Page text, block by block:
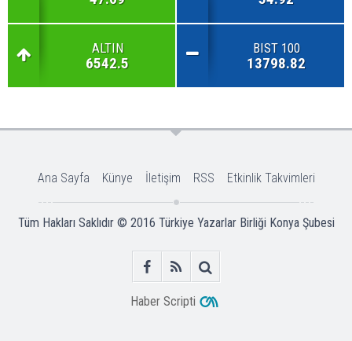
ALTIN
6542.5
BIST 100
13798.82
Ana Sayfa Künye İletişim RSS Etkinlik Takvimleri
Tüm Hakları Saklıdır © 2016 Türkiye Yazarlar Birliği Konya Şubesi
Haber Scripti